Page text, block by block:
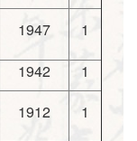
1947
1
1942
1
1912
1